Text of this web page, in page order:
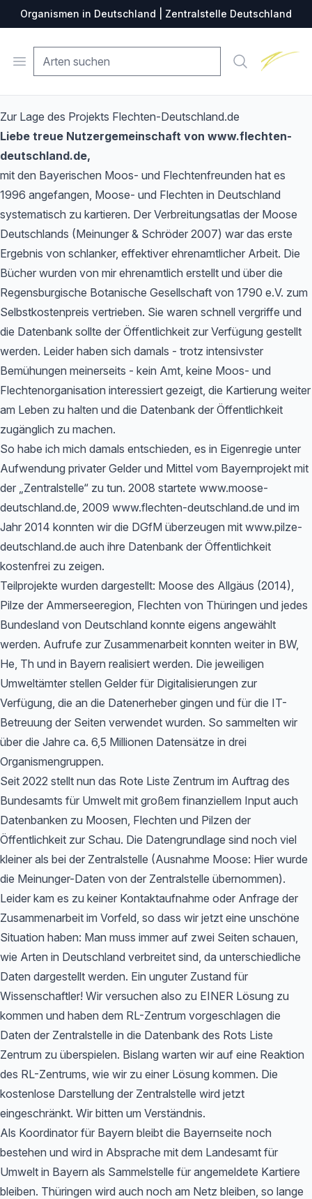
Organismen in Deutschland | Zentralstelle Deutschland
Open menu Suche
Zur Lage des Projekts Flechten-Deutschland.de
Liebe treue Nutzergemeinschaft von www.flechten-
deutschland.de,
mit den Bayerischen Moos- und Flechtenfreunden hat es
1996 angefangen, Moose- und Flechten in Deutschland
systematisch zu kartieren. Der Verbreitungsatlas der Moose
Deutschlands (Meinunger & Schröder 2007) war das erste
Ergebnis von schlanker, effektiver ehrenamtlicher Arbeit. Die
Bücher wurden von mir ehrenamtlich erstellt und über die
Regensburgische Botanische Gesellschaft von 1790 e.V. zum
Selbstkostenpreis vertrieben. Sie waren schnell vergriffe und
die Datenbank sollte der Öffentlichkeit zur Verfügung gestellt
werden. Leider haben sich damals - trotz intensivster
Bemühungen meinerseits - kein Amt, keine Moos- und
Flechtenorganisation interessiert gezeigt, die Kartierung weiter
am Leben zu halten und die Datenbank der Öffentlichkeit
zugänglich zu machen.
So habe ich mich damals entschieden, es in Eigenregie unter
Aufwendung privater Gelder und Mittel vom Bayernprojekt mit
der „Zentralstelle“ zu tun. 2008 startete www.moose-
deutschland.de, 2009 www.flechten-deutschland.de und im
Jahr 2014 konnten wir die DGfM überzeugen mit www.pilze-
deutschland.de auch ihre Datenbank der Öffentlichkeit
kostenfrei zu zeigen.
Teilprojekte wurden dargestellt: Moose des Allgäus (2014),
Pilze der Ammerseeregion, Flechten von Thüringen und jedes
Bundesland von Deutschland konnte eigens angewählt
werden. Aufrufe zur Zusammenarbeit konnten weiter in BW,
He, Th und in Bayern realisiert werden. Die jeweiligen
Umweltämter stellen Gelder für Digitalisierungen zur
Verfügung, die an die Datenerheber gingen und für die IT-
Betreuung der Seiten verwendet wurden. So sammelten wir
über die Jahre ca. 6,5 Millionen Datensätze in drei
Organismengruppen.
Seit 2022 stellt nun das Rote Liste Zentrum im Auftrag des
Bundesamts für Umwelt mit großem finanziellem Input auch
Datenbanken zu Moosen, Flechten und Pilzen der
Öffentlichkeit zur Schau. Die Datengrundlage sind noch viel
kleiner als bei der Zentralstelle (Ausnahme Moose: Hier wurde
die Meinunger-Daten von der Zentralstelle übernommen).
Leider kam es zu keiner Kontaktaufnahme oder Anfrage der
Zusammenarbeit im Vorfeld, so dass wir jetzt eine unschöne
Situation haben: Man muss immer auf zwei Seiten schauen,
wie Arten in Deutschland verbreitet sind, da unterschiedliche
Daten dargestellt werden. Ein unguter Zustand für
Wissenschaftler! Wir versuchen also zu EINER Lösung zu
kommen und haben dem RL-Zentrum vorgeschlagen die
Daten der Zentralstelle in die Datenbank des Rots Liste
Zentrum zu überspielen. Bislang warten wir auf eine Reaktion
des RL-Zentrums, wie wir zu einer Lösung kommen. Die
kostenlose Darstellung der Zentralstelle wird jetzt
eingeschränkt. Wir bitten um Verständnis.
Als Koordinator für Bayern bleibt die Bayernseite noch
bestehen und wird in Absprache mit dem Landesamt für
Umwelt in Bayern als Sammelstelle für angemeldete Kartiere
bleiben. Thüringen wird auch noch am Netz bleiben, so lange